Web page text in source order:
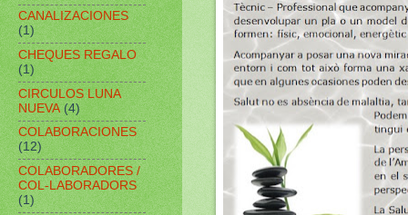
CANALIZACIONES
(1)
CHEQUES REGALO
(1)
CIRCULOS LUNA
NUEVA (4)
COLABORACIONES
(12)
COLABORADORES /
COL-LABORADORS
(1)